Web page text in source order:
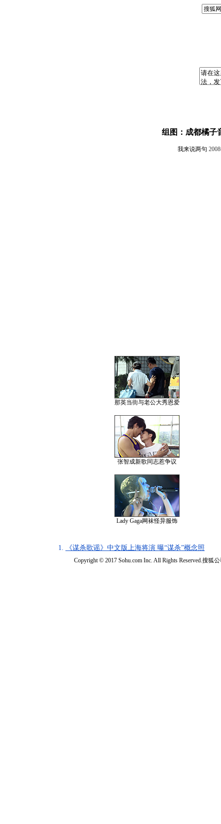
组图：成都橘子
我来说两句
那英当街与老公大秀恩爱
张智成新歌同志惹争议
Lady Gaga网袜怪异服饰
1. 《谋杀歌谣》中文版上海将演 曝“谋杀”概念照
Copyright © 2017 Sohu.com Inc. All Rights Reserved.搜狐